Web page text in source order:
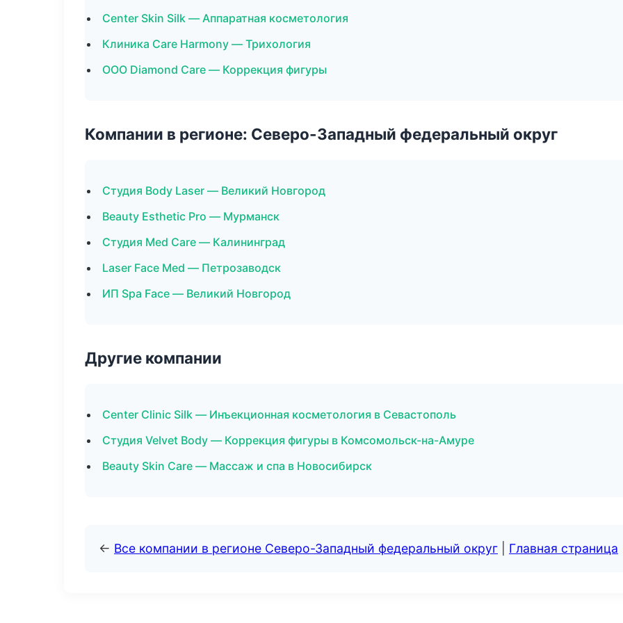
Center Skin Silk — Аппаратная косметология
Клиника Care Harmony — Трихология
ООО Diamond Care — Коррекция фигуры
Компании в регионе: Северо-Западный федеральный округ
Студия Body Laser — Великий Новгород
Beauty Esthetic Pro — Мурманск
Студия Med Care — Калининград
Laser Face Med — Петрозаводск
ИП Spa Face — Великий Новгород
Другие компании
Center Clinic Silk — Инъекционная косметология в Севастополь
Студия Velvet Body — Коррекция фигуры в Комсомольск-на-Амуре
Beauty Skin Care — Массаж и спа в Новосибирск
← Все компании в регионе Северо-Западный федеральный округ Главная страница